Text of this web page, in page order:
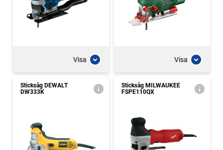
Visa Visa
Sticksåg DEWALT
DW333K
Sticksåg MILWAUKEE
FSPE110QX